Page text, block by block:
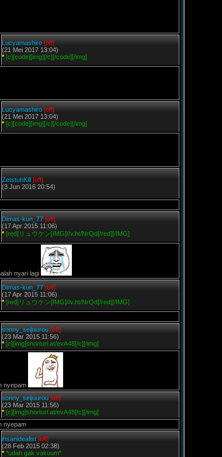
Lucyamashiro [off]
(21 Mei 2017 13:04)
* [c][code][img][/c][/code][/img]
Lucyamashiro [off]
(21 Mei 2017 13:04)
* [c][code][img][/c][/code][/img]
ZetstuhKill [off]
(3 Jun 2016 20:54)
Dimas-kun_77 [off]
(17 Apr 2015 11:06)
* [red]リュウケン[IMG]//v.ht/NrQd[/red][/IMG]
nyari lagi
Dimas-kun_77 [off]
(17 Apr 2015 11:06)
* [red]リュウケン[IMG]//v.ht/NrQd[/red][/IMG]
sonny_seijuurou [off]
(23 Mar 2015 11:56)
* [c][img]shorturl.at/evA48[/c][/img]
nyepam
sonny_seijuurou [off]
(23 Mar 2015 11:56)
* [c][img]shorturl.at/evA48[/c][/img]
nyepam
ihsanidealist [off]
(28 Feb 2015 02:38)
* *udah gak vakuum*